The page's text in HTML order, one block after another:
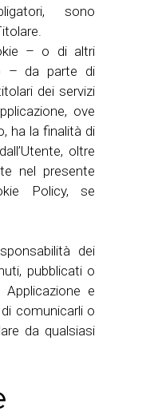
sono
– o di altri
– da parte di
dei servizi
ove
ha la finalità di
oltre
nel presente
Policy, se
dei
pubblicati o
e
comunicarli o
da qualsiasi